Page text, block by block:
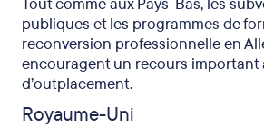
publiques et les programmes de
reconversion professionnelle en
encouragent un recours important
d’outplacement.
Royaume-Uni